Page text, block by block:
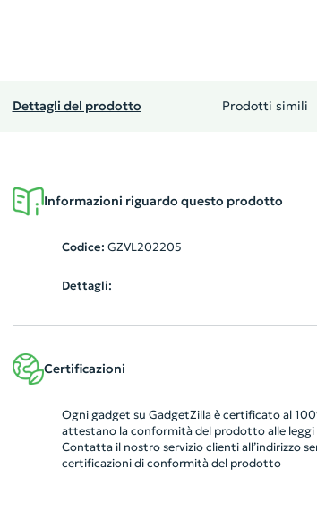
Dettagli del prodotto Prodotti simili
Informazioni riguardo questo prodotto
Codice: GZVL202205
Dettagli:
Certificazioni
Ogni gadget su GadgetZilla è certificato al
attestano la conformità del prodotto alle leggi
Contatta il nostro servizio clienti all’indirizzo
certificazioni di conformità del prodotto